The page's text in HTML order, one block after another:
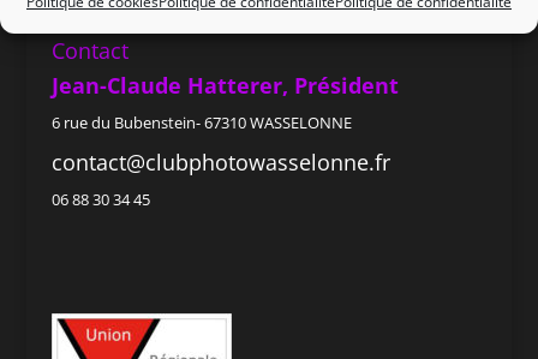
Contact
Jean-Claude Hatterer, Président
6 rue du Bubenstein- 67310 WASSELONNE
contact@clubphotowasselonne.fr
06 88 30 34 45